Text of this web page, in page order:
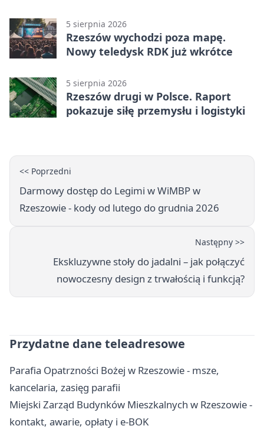
5 sierpnia 2026
Rzeszów wychodzi poza mapę.
Nowy teledysk RDK już wkrótce
5 sierpnia 2026
Rzeszów drugi w Polsce. Raport
pokazuje siłę przemysłu i logistyki
<< Poprzedni
Darmowy dostęp do Legimi w WiMBP w
Rzeszowie - kody od lutego do grudnia 2026
Następny >>
Ekskluzywne stoły do jadalni – jak połączyć
nowoczesny design z trwałością i funkcją?
Przydatne dane teleadresowe
Parafia Opatrzności Bożej w Rzeszowie - msze,
kancelaria, zasięg parafii
Miejski Zarząd Budynków Mieszkalnych w Rzeszowie -
kontakt, awarie, opłaty i e-BOK